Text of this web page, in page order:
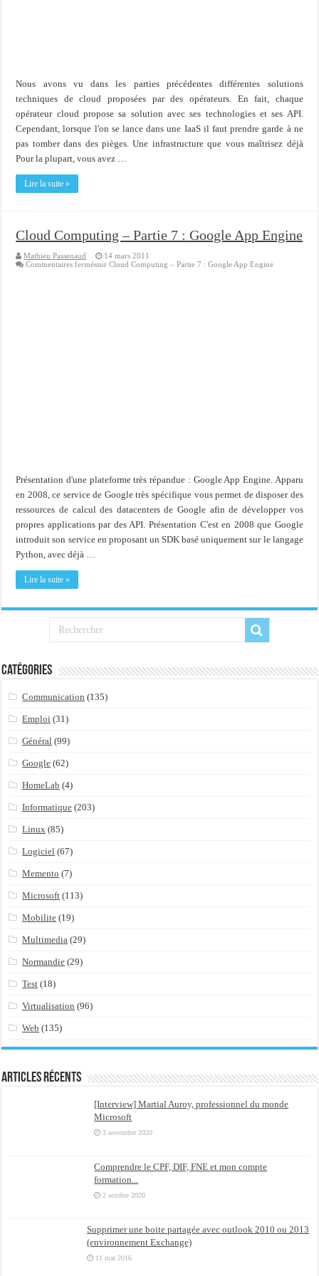
Nous avons vu dans les parties précédentes différentes solutions
techniques de cloud proposées par des opérateurs. En fait, chaque
opérateur cloud propose sa solution avec ses technologies et ses API.
Cependant, lorsque l'on se lance dans une IaaS il faut prendre garde à ne
pas tomber dans des pièges. Une infrastructure que vous maîtrisez déjà
Pour la plupart, vous avez …
Lire la suite »
Cloud Computing – Partie 7 : Google App Engine
Mathieu Passenaud
14 mars 2011
Commentaires ferméssur Cloud Computing – Partie 7 : Google App Engine
Présentation d'une plateforme très répandue : Google App Engine. Apparu
en 2008, ce service de Google très spécifique vous permet de disposer des
ressources de calcul des datacenters de Google afin de développer vos
propres applications par des API. Présentation C'est en 2008 que Google
introduit son service en proposant un SDK basé uniquement sur le langage
Python, avec déjà …
Lire la suite »
Catégories
Communication (135)
Emploi (31)
Général (99)
Google (62)
HomeLab (4)
Informatique (203)
Linux (85)
Logiciel (67)
Memento (7)
Microsoft (113)
Mobilite (19)
Multimedia (29)
Normandie (29)
Test (18)
Virtualisation (96)
Web (135)
Articles récents
[Interview] Martial Auroy, professionnel du monde
Microsoft
3 novembre 2020
Comprendre le CPF, DIF, FNE et mon compte
formation...
2 octobre 2020
Supprimer une boite partagée avec outlook 2010 ou 2013
(environnement Exchange)
11 mai 2016